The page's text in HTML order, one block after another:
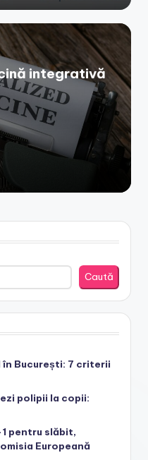
integrativă
Caută
în București: 7 criterii
polipii la copii:
pentru slăbit,
Europeană